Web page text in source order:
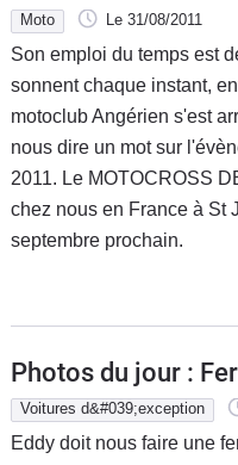
Boissonnot,
Angérien
Moto Le 31/08/2011
Son emploi du temps est
sonnent chaque instant,
motoclub Angérien s'est
nous dire un mot sur
2011. Le MOTOCROSS
chez nous en France à St
septembre prochain.
Photos du jour :
Voitures d&#039;exception
Eddy doit nous faire une